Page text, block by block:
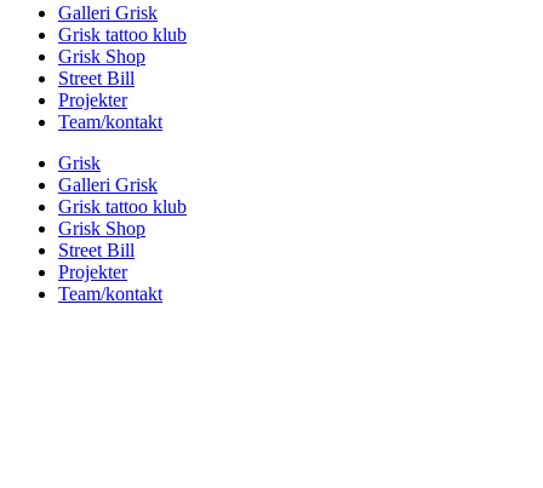
Galleri Grisk
Grisk tattoo klub
Grisk Shop
Street Bill
Projekter
Team/kontakt
Grisk
Galleri Grisk
Grisk tattoo klub
Grisk Shop
Street Bill
Projekter
Team/kontakt